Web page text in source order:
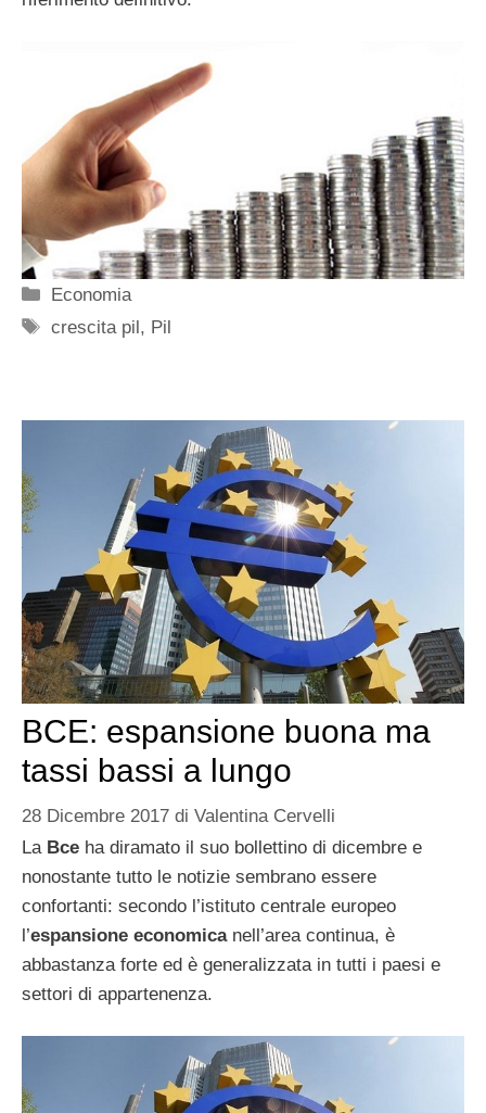
Categorie
Economia
Tag
crescita pil, Pil
BCE: espansione buona ma
tassi bassi a lungo
28 Dicembre 2017 di Valentina Cervelli
LaBce ha diramato il suo bollettino di dicembre e
nonostante tutto le notizie sembrano essere
confortanti: secondo l’istituto centrale europeo
l’espansione economica nell’area continua, è
abbastanza forte ed è generalizzata in tutti i paesi e
settori di appartenenza.